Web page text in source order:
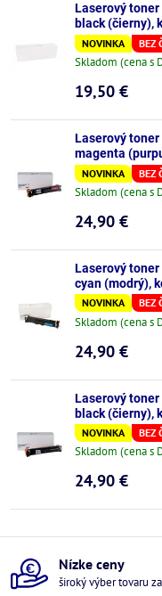
Laserový toner
black (čierny),
NOVINKA BEZ
Skladom (cena s
19,50 €
Laserový toner
magenta
NOVINKA BEZ
Skladom (cena s
24,90 €
Laserový toner
cyan (modrý),
NOVINKA BEZ
Skladom (cena s
24,90 €
Laserový toner
black (čierny),
NOVINKA BEZ
Skladom (cena s
24,90 €
Nízke ceny
široký výber tovaru